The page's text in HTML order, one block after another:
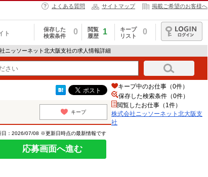
よくある質問 サイトマップ 掲載ご希望のお客様へ
ト
保存した
検索条件
0
閲覧
履歴
1
キープ
リスト
0
ログイン
ニッソーネット北大阪支社の求人情報詳細
キープ
日：2026/07/08 ※更新日時点の最新情報です
応募画面へ進む
キープ中のお仕事（0件）
保存した検索条件（0件）
閲覧したお仕事（1件）
株式会社ニッソーネット北大阪支
社